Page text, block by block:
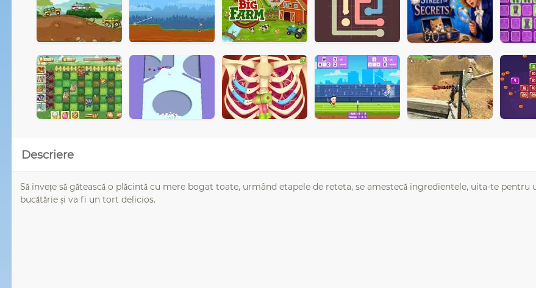
Descriere
Să învețe să gătească o plăcintă cu mere bogat toate, urmând etapele de reteta, se amestecă ingredientele, uita-te pentru
bucătărie și va fi un tort delicios.